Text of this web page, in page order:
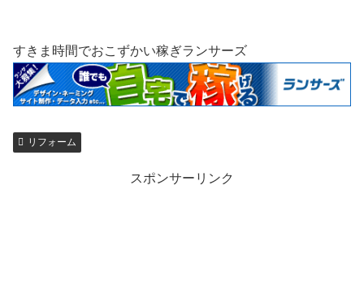
すきま時間でおこずかい稼ぎランサーズ
リフォーム
スポンサーリンク